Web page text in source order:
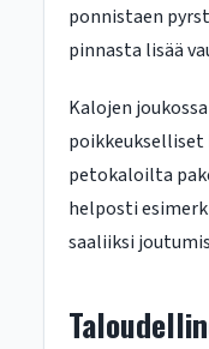
ponnistaen
pinnasta lisää
Kalojen
petokaloilta
helposti
saaliiksi